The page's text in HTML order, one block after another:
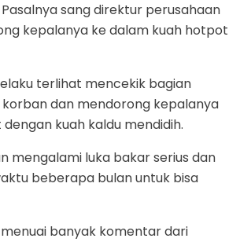
sang direktur perusahaan
kepalanya ke dalam kuah hotpot
terlihat mencekik bagian
dan mendorong kepalanya
kuah kaldu mendidih.
mengalami luka bakar serius dan
beberapa bulan untuk bisa
banyak komentar dari